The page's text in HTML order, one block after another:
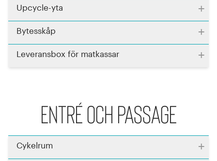
Upcycle-yta +
Bytesskåp +
Leveransbox för matkassar +
Entré och passage
Cykelrum +